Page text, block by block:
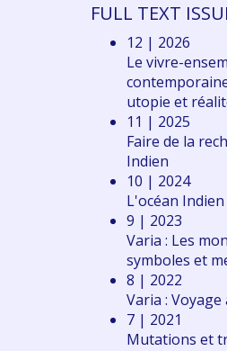
FULL TEXT
12 | 2026
Le vivre-
utopie et
11 | 2025
Faire de la
Indien
10 | 2024
L'océan
9 | 2023
Varia : Les
symboles et
8 | 2022
Varia :
7 | 2021
Mutations et